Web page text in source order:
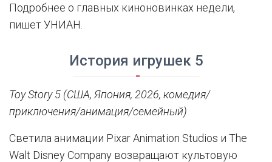
Подробнее о главных киноновинках недели,
пишет УНИАН.
История игрушек 5
Toy Story 5 (США, Япония, 2026, комедия/
приключения/анимация/семейный)
Светила анимации Pixar Animation Studios и The
Walt Disney Company возвращают культовую